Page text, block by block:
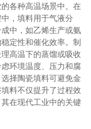
各种高温场景中。在
，填料用于气液分
中，如乙烯生产或氨
定性和催化效率。制
高温下的蒸馏或吸收
环境温度、压力和腐
择陶瓷填料可避免金
料不仅提升了过程效
在现代工业中的关键